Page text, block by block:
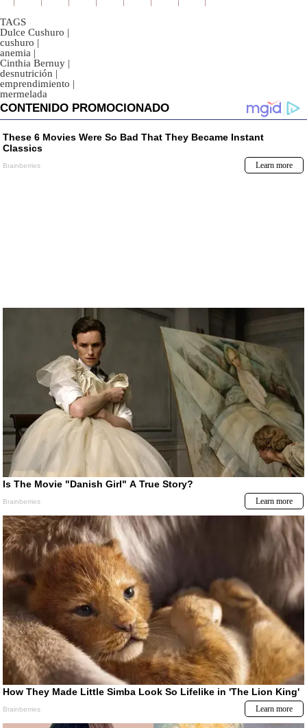
TAGS
Dulce Cushuro |
cushuro |
anemia |
Cinthia Bernuy |
desnutrición |
emprendimiento |
mermelada